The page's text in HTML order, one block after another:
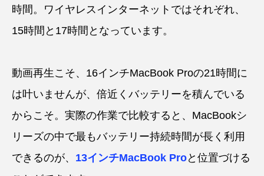
時間。ワイヤレスインターネットではそれぞれ、
15時間と17時間となっています。
動画再生こそ、16インチMacBook Proの21時間に
は叶いませんが、倍近くバッテリーを積んでいる
からこそ。実際の作業で比較すると、MacBookシ
リーズの中で最もバッテリー持続時間が長く利用
できるのが、 13インチMacBook Proと位置づける